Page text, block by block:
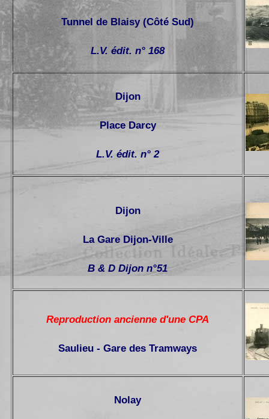
Tunnel de Blaisy (Côté Sud)
L.V. édit. n° 168
Dijon
Place Darcy
L.V. édit. n° 2
Dijon
La Gare Dijon-Ville
B & D Dijon n°51
Reproduction ancienne d'une CPA
Saulieu - Gare des Tramways
Nolay